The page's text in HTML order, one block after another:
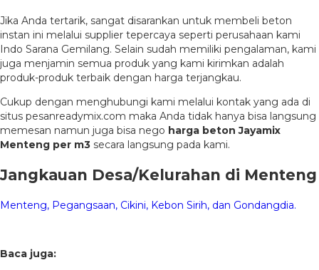
Jika Anda tertarik, sangat disarankan untuk membeli beton
instan ini melalui supplier tepercaya seperti perusahaan kami
Indo Sarana Gemilang. Selain sudah memiliki pengalaman, kami
juga menjamin semua produk yang kami kirimkan adalah
produk-produk terbaik dengan harga terjangkau.
Cukup dengan menghubungi kami melalui kontak yang ada di
situs pesanreadymix.com maka Anda tidak hanya bisa langsung
memesan namun juga bisa nego harga beton Jayamix
Menteng per m3 secara langsung pada kami.
Jangkauan Desa/Kelurahan di Menteng
Menteng, Pegangsaan, Cikini, Kebon Sirih, dan Gondangdia.
Baca juga: